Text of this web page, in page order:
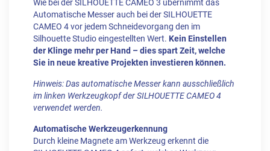
Wie bei der SILHOUETTE CAMEO 3 übernimmt das
Automatische Messer auch bei der SILHOUETTE
CAMEO 4 vor jedem Schneidevorgang den im
Silhouette Studio eingestellten Wert. Kein Einstellen
der Klinge mehr per Hand – dies spart Zeit, welche
Sie in neue kreative Projekten investieren können.
Hinweis: Das automatische Messer kann ausschließlich
im linken Werkzeugkopf der SILHOUETTE CAMEO 4
verwendet werden.
Automatische Werkzeugerkennung
Durch kleine Magnete am Werkzeug erkennt die